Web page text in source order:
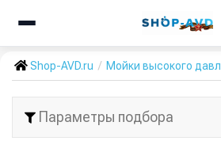
Shop-AVD.ru Мойки высокого
Параметры подбора